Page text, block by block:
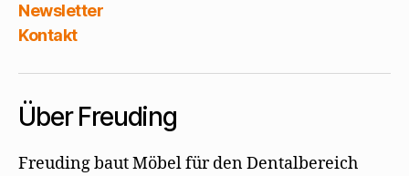
Newsletter
Kontakt
Über Freuding
Freuding baut Möbel für den Dentalbereich